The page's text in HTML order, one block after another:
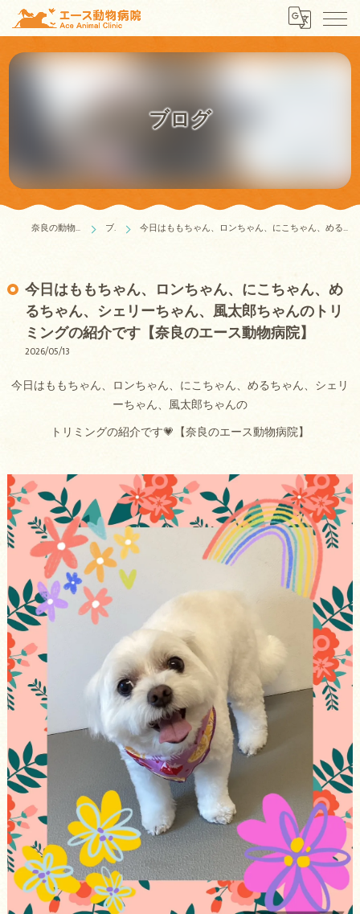
ブログ
奈良の動物病院はエース動物病院 ブログ 今日はももちゃん、ロンちゃん、にこちゃん、めるちゃん、シェリーちゃん、風太郎ちゃんのトリミングの紹介です【奈良のエース動物病院】
今日はももちゃん、ロンちゃん、にこちゃん、め
るちゃん、シェリーちゃん、風太郎ちゃんのトリ
ミングの紹介です【奈良のエース動物病院】
2026/05/13
今日はももちゃん、ロンちゃん、にこちゃん、めるちゃん、シェリ
ーちゃん、風太郎ちゃんの
トリミングの紹介です💗【奈良のエース動物病院】